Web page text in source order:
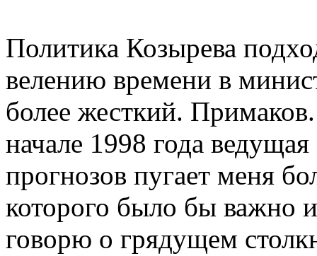
Политика Козырева
велению времени в
более жесткий.
начале 1998 года
прогнозов пугает меня
которого было бы важно
говорю о грядущем